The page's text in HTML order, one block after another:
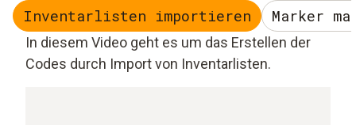
Inventarlisten importieren Marker
In diesem Video geht es um das Erstellen der
Codes durch Import von Inventarlisten.